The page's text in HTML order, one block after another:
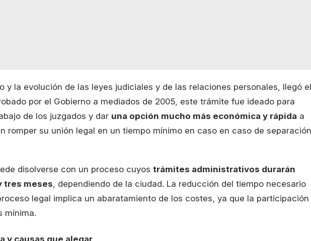
y la evolución de las leyes judiciales y de las relaciones personales, llegó el
por el Gobierno a mediados de 2005, este trámite fue ideado para
de los juzgados y dar una opción mucho más económica y rápida a
romper su unión legal en un tiempo mínimo en caso en caso de separación
disolverse con un proceso cuyos trámites administrativos durarán
tres meses, dependiendo de la ciudad. La reducción del tiempo necesario
legal implica un abaratamiento de los costes, ya que la participación
mínima.
y causas que alegar